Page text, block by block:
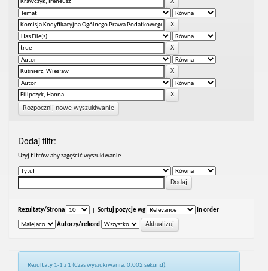
Rozpocznij nowe wyszukiwanie
Dodaj filtr:
Uzyj filtrów aby zagęścić wyszukiwanie.
Rezultaty/Strona Sortuj pozycje wg In order
Autorzy/rekord
Rezultaty 1-1 z 1 (Czas wyszukiwania: 0.002 sekund).